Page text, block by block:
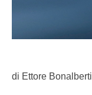
di Ettore Bonalberti